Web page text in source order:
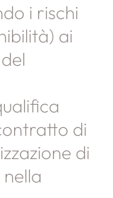
i rischi
ai
di
di